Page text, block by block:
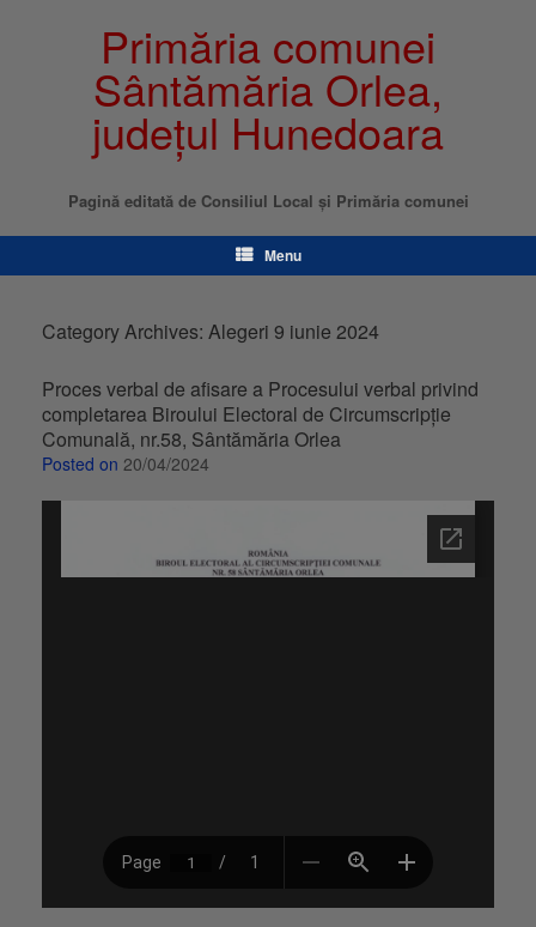
Primăria comunei
Sântămăria Orlea,
județul Hunedoara
Pagină editată de Consiliul Local şi Primăria comunei
Menu
Category Archives: Alegeri 9 iunie 2024
Proces verbal de afisare a Procesului verbal privind
completarea Biroului Electoral de Circumscripție
Comunală, nr.58, Sântămăria Orlea
Posted on 20/04/2024